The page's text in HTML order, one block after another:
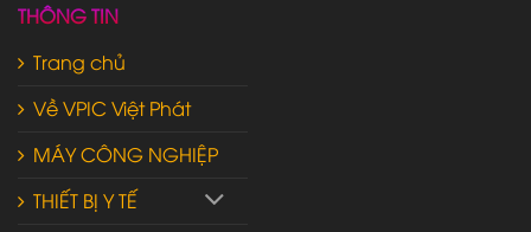
THÔNG TIN
Trang chủ
Về VPIC Việt Phát
MÁY CÔNG NGHIỆP
THIẾT BỊ Y TẾ